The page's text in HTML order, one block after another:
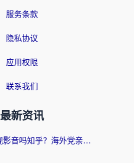
服务条款
隐私协议
应用权限
联系我们
最新资讯
国外可以看央视影音吗知乎？海外党亲测有效的回国加速方案